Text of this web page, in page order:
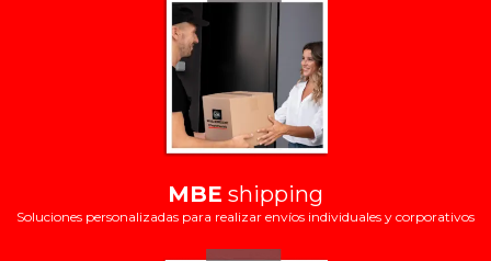
MBE shipping
Soluciones personalizadas para realizar envíos individuales y corporativos